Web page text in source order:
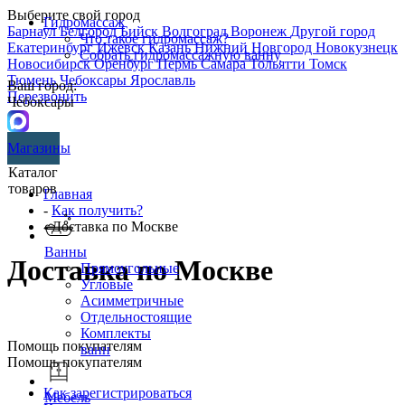
Выберите свой город
БарнаулБелгородБийск ВолгоградВоронеж Другой город
ЕкатеринбургИжевскКазаньНижний Новгород Новокузнецк
НовосибирскОренбургПермьСамараТольятти Томск
ТюменьЧебоксары Ярославль
Перезвонить
Гидромассаж
Что такое гидромассаж?
Собрать гидромассажную ванну
Ваш город:
Чебоксары
Магазины
Каталог
товаров
Ванны
Прямоугольные
Угловые
Асимметричные
Отдельностоящие
Комплекты
ванн
Мебель
Главная
- Как получить?
- Доставка по Москве
Доставка по Москве
Помощь покупателям
Помощь покупателям
Как зарегистрироваться